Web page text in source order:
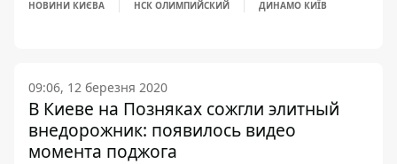
НОВИНИ КИЄВА НСК ОЛИМПИЙСКИЙ ДИНАМО КИЇВ
09:06, 12 березня 2020
В Киеве на Позняках сожгли элитный
внедорожник: появилось видео
момента поджога